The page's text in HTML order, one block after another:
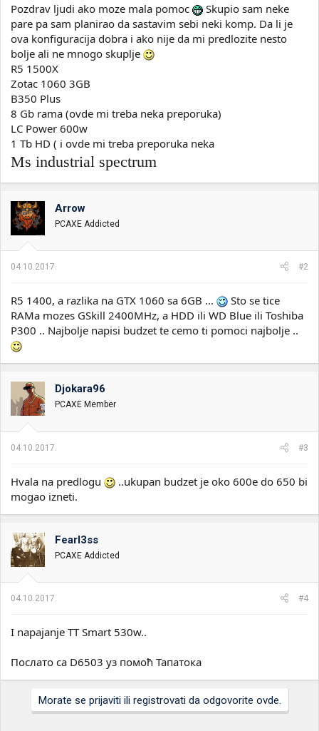
m
e
t
a
a
Pozdrav ljudi ako moze mala pomoc
Skupio sam neke
pare pa sam planirao da sastavim sebi neki komp. Da li je
ova konfiguracija dobra i ako nije da mi predlozite nesto
bolje ali ne mnogo skuplje
R5 1500X
Zotac 1060 3GB
B350 Plus
8 Gb rama (ovde mi treba neka preporuka)
LC Power 600w
1 Tb HD ( i ovde mi treba preporuka neka
Ms industrial spectrum
Arrow
PCAXE Addicted
04.10.2017. #2
R5 1400, a razlika na GTX 1060 sa 6GB ...
Sto se tice
RAMa mozes GSkill 2400MHz, a HDD ili WD Blue ili Toshiba
P300 .. Najbolje napisi budzet te cemo ti pomoci najbolje ..
Djokara96
PCAXE Member
04.10.2017. #3
Hvala na predlogu
..ukupan budzet je oko 600e do 650 bi
mogao izneti.
Fearl3ss
PCAXE Addicted
04.10.2017. #4
I napajanje TT Smart 530w..
Послато са D6503 уз помоћ Тапатока
Morate se prijaviti ili registrovati da odgovorite ovde.